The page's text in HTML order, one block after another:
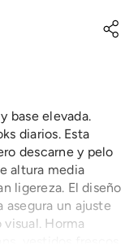
base elevada.
diarios. Esta
descarne y pelo
altura media
ligereza. El diseño
un ajuste
Horma